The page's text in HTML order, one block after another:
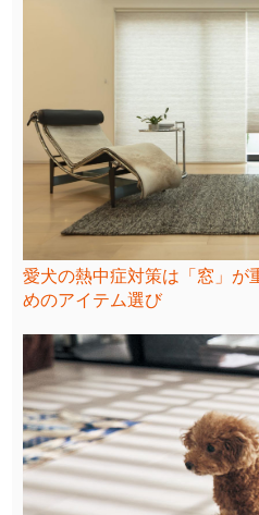
愛犬の熱中症対策は「窓」が
めのアイテム選び